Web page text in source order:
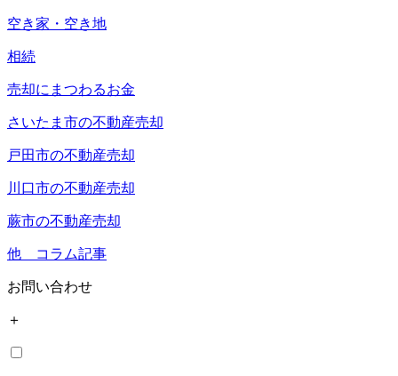
空き家・空き地
相続
売却にまつわるお金
さいたま市の不動産売却
戸田市の不動産売却
川口市の不動産売却
蕨市の不動産売却
他 コラム記事
お問い合わせ
＋